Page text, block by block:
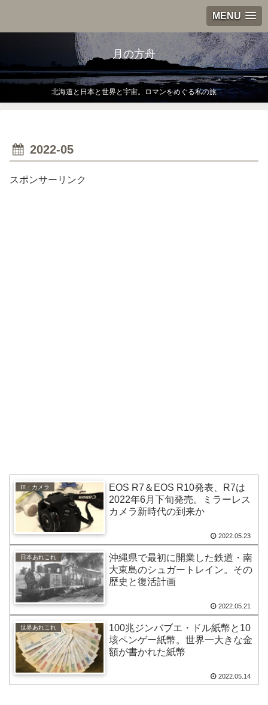
MENU
月の方舟
北海道と日本と世界と宇宙。ロマンをめぐる私の旅
2022-05
スポンサーリンク
IT・カメラ
EOS R7＆EOS R10発表、R7は
2022年6月下旬発売。ミラーレス
カメラ新時代の到来か
2022.05.23
日本あれこれ
沖縄県で最初に開業した鉄道・南
大東島のシュガートレイン。その
歴史と復活計画
2022.05.21
世界あれこれ
100兆ジンバブエ・ドル紙幣と10
垓ペンゲー紙幣。世界一大きな金
額が書かれた紙幣
2022.05.14